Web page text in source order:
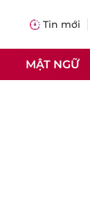
Tin mới
MẬT NGỮ